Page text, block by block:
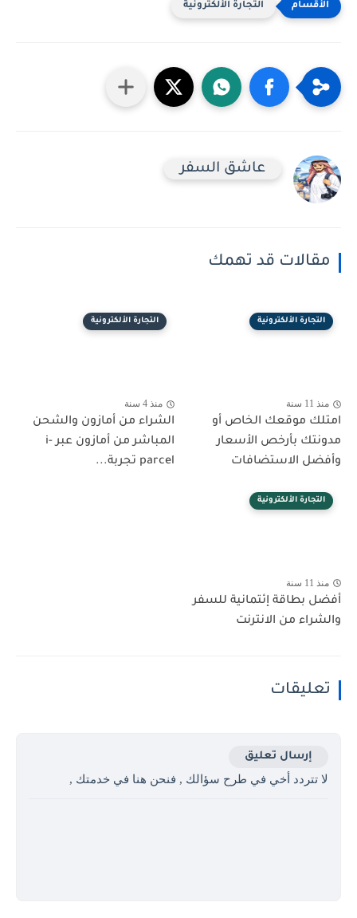
التجارة الألكترونية
عاشق السفر
مقالات قد تهمك
التجارة الألكترونية
منذ 11 سنة
امتلك موقعك الخاص أو
مدونتك بأرخص الأسعار
وأفضل الاستضافات
التجارة الألكترونية
منذ 4 سنة
الشراء من أمازون والشحن
المباشر من أمازون عبر i-
parcel تجربة...
التجارة الألكترونية
منذ 11 سنة
أفضل بطاقة إئتمانية للسفر
والشراء من الانترنت
تعليقات
إرسال تعليق
لا تتردد أخي في طرح سؤالك , فنحن هنا في خدمتك ,